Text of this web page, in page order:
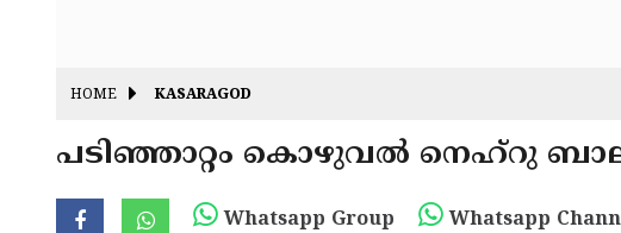
HOME KASARAGOD
പടിഞ്ഞാറ്റം കൊഴുവല്‍ നെഹ്‌റു
Whatsapp Group Whatsapp